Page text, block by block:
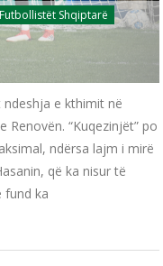
Futbollistët Shqiptarë
e kthimit në
“Kuqezinjët” po
ndërsa lajm i mirë
që ka nisur të
fund ka